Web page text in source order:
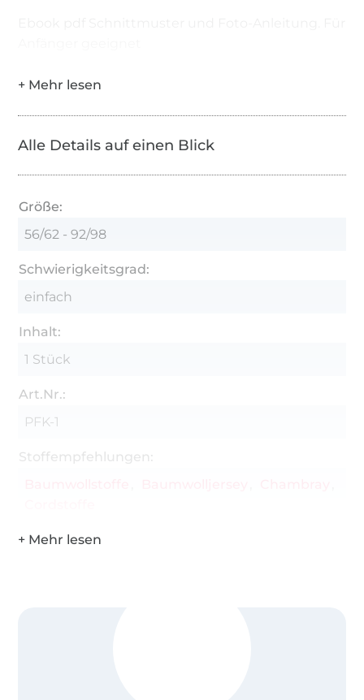
Alle Details auf einen Blick
Größe:
56/62 - 92/98
Schwierigkeitsgrad:
einfach
Inhalt:
1 Stück
Art.Nr.:
PFK-1
Stoffempfehlungen: